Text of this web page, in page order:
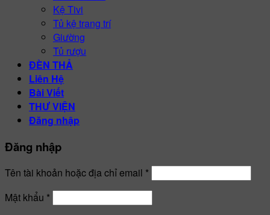
Kệ Tivi
Tủ kệ trang trí
Giường
Tủ rượu
ĐÈN THẢ
Liên Hệ
Bài Viết
THƯ VIỆN
Đăng nhập
Đăng nhập
Tên tài khoản hoặc địa chỉ email *
Mật khẩu *